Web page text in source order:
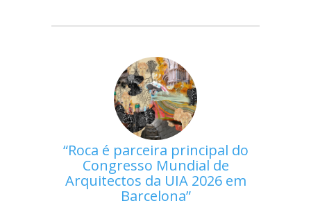
Roca é parceira principal do
Congresso Mundial de
Arquitectos da UIA 2026 em
Barcelona